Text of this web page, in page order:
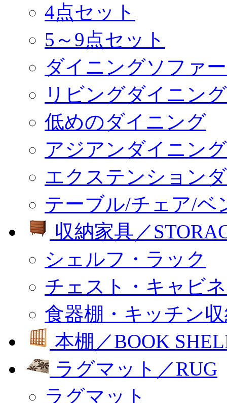
4点セット
5～9点セット
ダイニングソファ
リビングダイニン
低めのダイニング
アジアンダイニング
エクステンション
テーブル/チェア/ベ
収納家具／
シェルフ・ラック
チェスト・キャビ
食器棚・キッチン
本棚／BOOK
ラグマット／RUG
ラグマット